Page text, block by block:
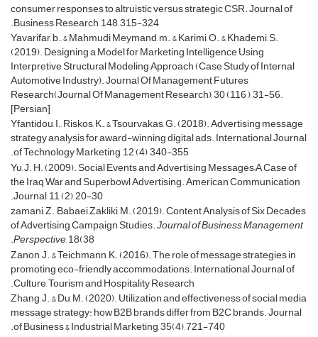
consumer responses to altruistic versus strategic CSR. Journal of
Business Research, 148, 315-324.
Yavarifar, b., & Mahmudi Meymand, m., & Karimi, O., & Khademi, S.
(2019). Designing a Model for Marketing Intelligence Using
Interpretive Structural Modeling Approach (Case Study of Internal
Automotive Industry). Journal Of Management Futures
Research(Journal Of Management Research), 30 (116 ), 31-56.
[Persian]
Yfantidou, I., Riskos, K., & Tsourvakas, G. (2018). Advertising message
strategy analysis for award-winning digital ads. International Journal
of Technology Marketing, 12 (4), 340-355.
Yu, J. H. (2009). Social Events and Advertising Messages–A Case of
the Iraq War and Superbowl Advertising. American Communication
Journal, 11 (2), 20-30.
zamani, Z., Babaei Zakliki, M. (2019). Content Analysis of Six Decades
of Advertising Campaign Studies.Journal of Business Management
Perspective, 18(38.
Zanon, J., & Teichmann, K. (2016). The role of message strategies in
promoting eco-friendly accommodations. International Journal of
Culture, Tourism and Hospitality Research.
Zhang, J., & Du, M. (2020). Utilization and effectiveness of social media
message strategy: how B2B brands differ from B2C brands. Journal
of Business & Industrial Marketing, 35(4), 721-740.